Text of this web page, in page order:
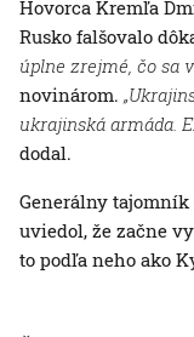
Hovorca Kremľa
Rusko falšovalo
úplne zrejmé, čo sa
novinárom.
ukrajinská armáda.
dodal.
Generálny tajomník
uviedol, že začne
to podľa neho ako